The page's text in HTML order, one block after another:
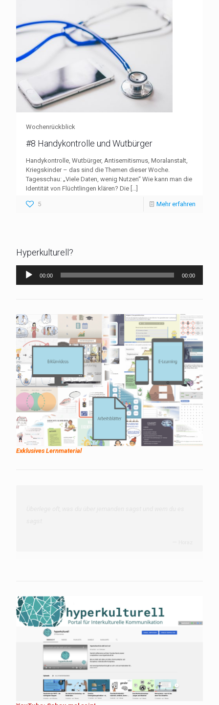
Wochenrückblick
#8 Handykontrolle und Wutbürger
Handykontrolle, Wutbürger, Antisemitismus, Moralanstalt,
Kriegskinder – das sind die Themen dieser Woche.
Tagesschau: „Viele Daten, wenig Nutzen“ Wie kann man die
Identität von Flüchtlingen klären? Die […]
5 Mehr erfahren
Hyperkulturell?
Audio-
Player
00:00 00:00
Exklusives Lernmaterial